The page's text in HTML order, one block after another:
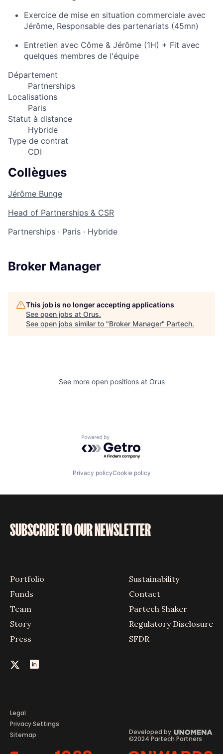
Exercice de mise en situation commerciale avec
Jérôme, Responsable des partenariats (45mn)
Entretien avec Côme & Jérôme (1H) + Fit avec
quelques membres de l'équipe
Département
Partnerships
Localisations
Paris
Statut à distance
Hybride
Type de contrat
CDI
Collègues
Jérôme Bunge
Head of Partnerships & CSR
Partnerships · Paris · Hybride
Broker Manager
This job is no longer accepting applications
See open jobs at Orus.
See open jobs similar to "Broker Manager" Partech.
See more open positions at Orus
Powered by Getro.com
Privacy policyCookie policy
SUBSCRIBE TO OUR NEWSLETTER
Portfolio
Funds
Team
Story
Press
Sustainability
Contact
Partech Shaker
Regulatory Disclosure
SFDR
Legal
Privacy Settings
Sitemap
©2024 Partech Partners
Developed by